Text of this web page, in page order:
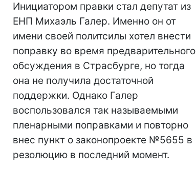
Инициатором правки стал депутат из
ЕНП Михаэль Галер. Именно он от
имени своей политсилы хотел внести
поправку во время предварительного
обсуждения в Страсбурге, но тогда
она не получила достаточной
поддержки. Однако Галер
воспользовался так называемыми
пленарными поправками и повторно
внес пункт о законопроекте №5655 в
резолюцию в последний момент.